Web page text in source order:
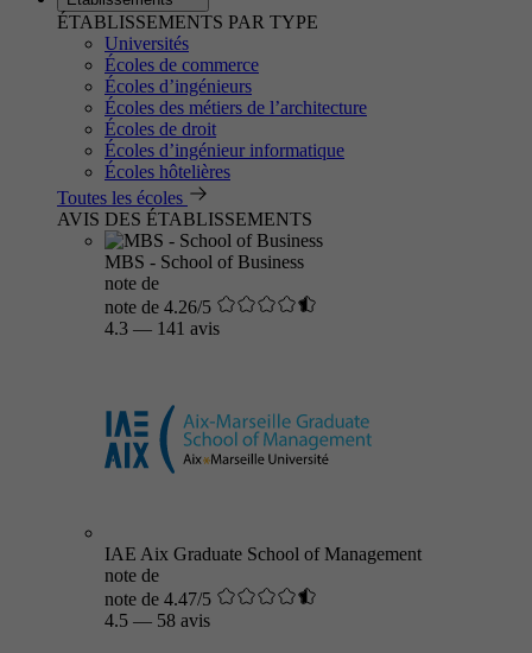
ÉTABLISSEMENTS PAR TYPE
Universités
Écoles de commerce
Écoles d’ingénieurs
Écoles des métiers de l’architecture
Écoles de droit
Écoles d’ingénieur informatique
Écoles hôtelières
Toutes les écoles
AVIS DES ÉTABLISSEMENTS
MBS - School of Business
note de
note de 4.26/5
4.3 — 141 avis
IAE Aix Graduate School of Management
note de
note de 4.47/5
4.5 — 58 avis